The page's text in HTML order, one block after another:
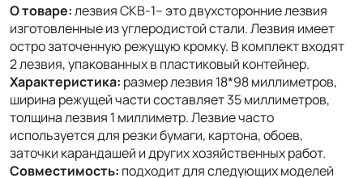
О товаре:лезвия CKB-1– это двухсторонние лезвия
изготовленные из углеродистой стали. Лезвия имеет
остро заточенную режущую кромку. В комплект входят
2 лезвия, упакованных в пластиковый контейнер.
Характеристика: размер лезвия 18*98 миллиметров,
ширина режущей части составляет 35 миллиметров,
толщина лезвия 1 миллиметр. Лезвие часто
используется для резки бумаги, картона, обоев,
заточки карандашей и других хозяйственных работ.
Совместимость: подходит для следующих моделей